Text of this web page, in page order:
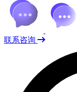
联系咨询